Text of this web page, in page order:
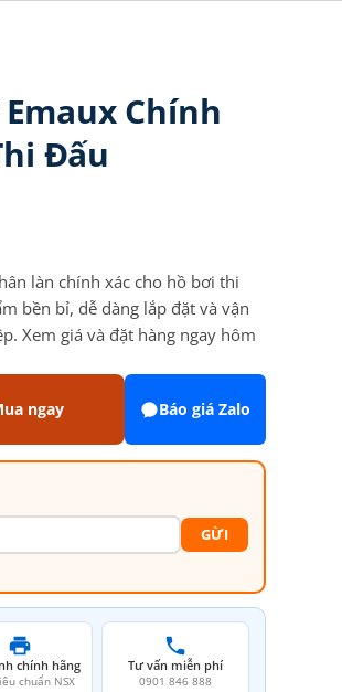
Chính
Đấu
làn chính xác cho hồ bơi thi
bền bỉ, dễ dàng lắp đặt và vận
Xem giá và đặt hàng ngay hôm
ngay Báo giá Zalo
GỪI
chính hãng
chuẩn NSX
Tư vấn miễn phí
0901 846 888